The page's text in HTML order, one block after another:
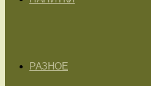
РАЗНОЕ